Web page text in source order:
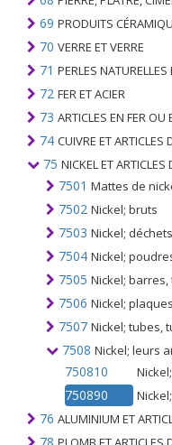
69 PRODUITS
70 VERRE ET VERRE
71 PERLES NATURELLES ET DE CULTURE; PIERRES PRÉCIEUSES, SEMI-
72 FER ET ACIER
73 ARTICLES EN FER OU
74 CUIVRE ET ARTICLES
75 NICKEL ET ARTICLES
7501 Mattes de nickel; Sinters
7502 Nickel; bruts
7503 Nickel;
7504 Nickel;
7505 Nickel;
7506 Nickel;
7507 Nickel; tubes, tuyaux et
7508 Nickel; leurs
750810
750890 Nickel;
76 ALUMINIUM ET